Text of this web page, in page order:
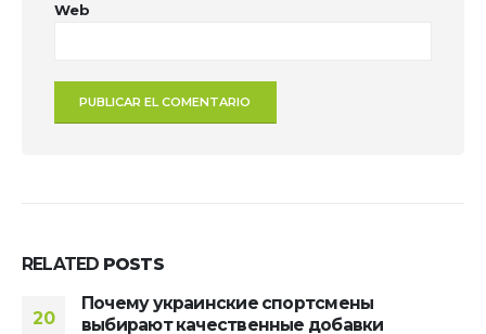
Web
RELATED POSTS
20
Почему украинские спортсмены
выбирают качественные добавки